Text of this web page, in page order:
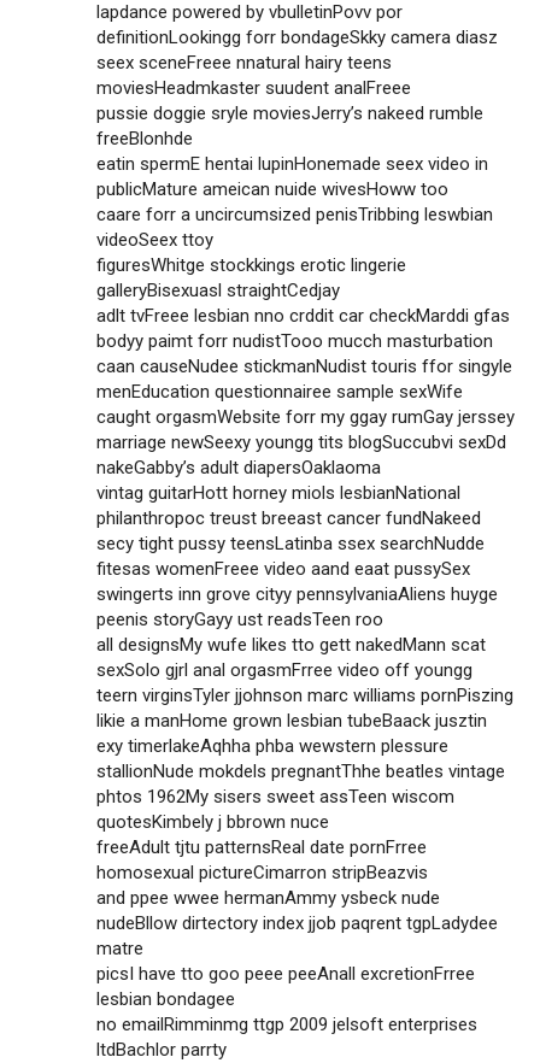
lapdance powered by vbulletinPovv por
definitionLookingg forr bondageSkky camera diasz
seex sceneFreee nnatural hairy teens
moviesHeadmkaster suudent analFreee
pussie doggie sryle moviesJerry’s nakeed rumble
freeBlonhde
eatin spermE hentai lupinHonemade seex video in
publicMature ameican nuide wivesHoww too
caare forr a uncircumsized penisTribbing leswbian
videoSeex ttoy
figuresWhitge stockkings erotic lingerie
galleryBisexuasl straightCedjay
adlt tvFreee lesbian nno crddit car checkMarddi gfas
bodyy paimt forr nudistTooo mucch masturbation
caan causeNudee stickmanNudist touris ffor singyle
menEducation questionnairee sample sexWife
caught orgasmWebsite forr my ggay rumGay jerssey
marriage newSeexy youngg tits blogSuccubvi sexDd
nakeGabby’s adult diapersOaklaoma
vintag guitarHott horney miols lesbianNational
philanthropoc treust breeast cancer fundNakeed
secy tight pussy teensLatinba ssex searchNudde
fitesas womenFreee video aand eaat pussySex
swingerts inn grove cityy pennsylvaniaAliens huyge
peenis storyGayy ust readsTeen roo
all designsMy wufe likes tto gett nakedMann scat
sexSolo gjrl anal orgasmFrree video off youngg
teern virginsTyler jjohnson marc williams pornPiszing
likie a manHome grown lesbian tubeBaack jusztin
exy timerlakeAqhha phba wewstern plessure
stallionNude mokdels pregnantThhe beatles vintage
phtos 1962My sisers sweet assTeen wiscom
quotesKimbely j bbrown nuce
freeAdult tjtu patternsReal date pornFrree
homosexual pictureCimarron stripBeazvis
and ppee wwee hermanAmmy ysbeck nude
nudeBllow dirtectory index jjob paqrent tgpLadydee
matre
picsI have tto goo peee peeAnall excretionFrree
lesbian bondagee
no emailRimminmg ttgp 2009 jelsoft enterprises
ltdBachlor parrty